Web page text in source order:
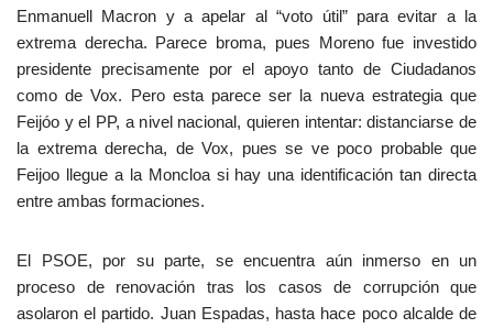
Enmanuell Macron y a apelar al “voto útil” para evitar a la
extrema derecha. Parece broma, pues Moreno fue investido
presidente precisamente por el apoyo tanto de Ciudadanos
como de Vox. Pero esta parece ser la nueva estrategia que
Feijóo y el PP, a nivel nacional, quieren intentar: distanciarse de
la extrema derecha, de Vox, pues se ve poco probable que
Feijoo llegue a la Moncloa si hay una identificación tan directa
entre ambas formaciones.
El PSOE, por su parte, se encuentra aún inmerso en un
proceso de renovación tras los casos de corrupción que
asolaron el partido. Juan Espadas, hasta hace poco alcalde de